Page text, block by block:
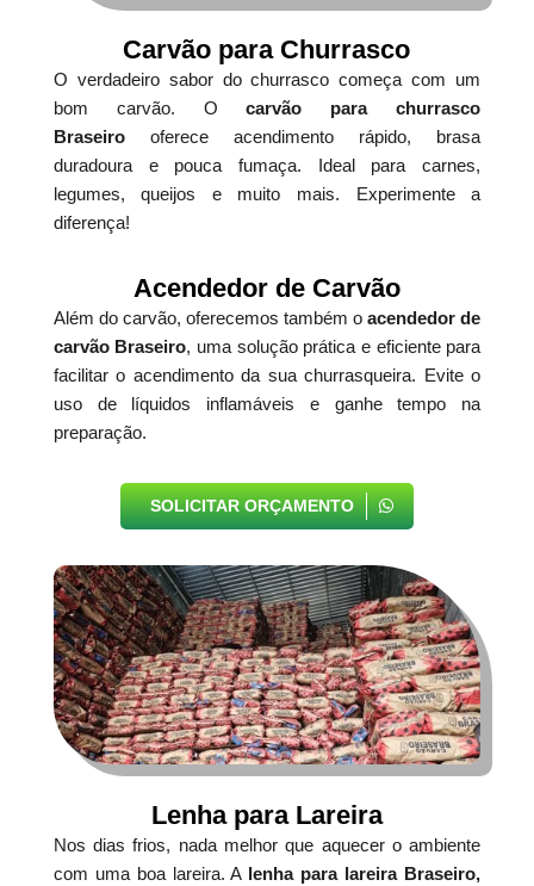
Carvão para Churrasco
O verdadeiro sabor do churrasco começa com um
bom carvão. Ocarvão para churrasco
Braseirooferece acendimento rápido, brasa
duradoura e pouca fumaça. Ideal para carnes,
legumes, queijos e muito mais. Experimente a
diferença!
Acendedor de Carvão
Além do carvão, oferecemos também oacendedor de
carvão Braseiro, uma solução prática e eficiente para
facilitar o acendimento da sua churrasqueira. Evite o
uso de líquidos inflamáveis e ganhe tempo na
preparação.
SOLICITAR ORÇAMENTO
Lenha para Lareira
Nos dias frios, nada melhor que aquecer o ambiente
com uma boa lareira. A lenha para lareira Braseiro,